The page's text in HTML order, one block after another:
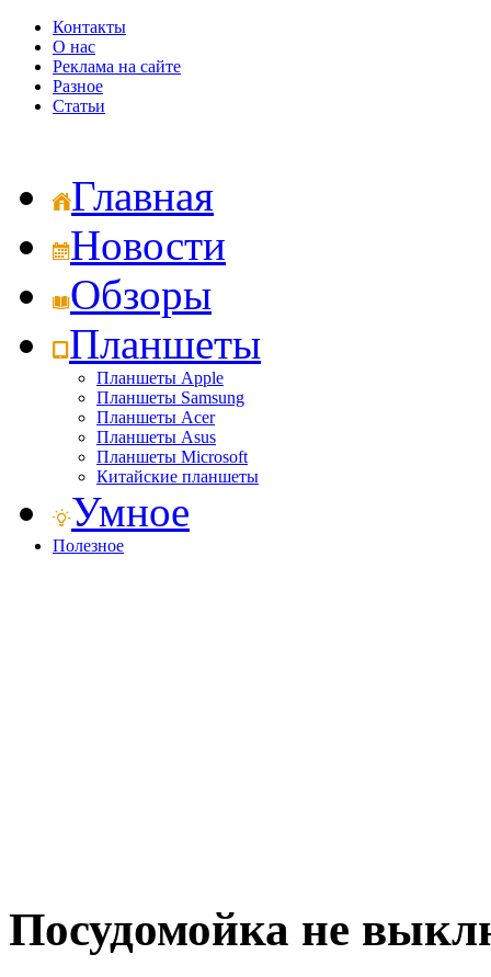
Контакты
О нас
Реклама на сайте
Разное
Статьи
Главная
Новости
Обзоры
Планшеты
Планшеты Apple
Планшеты Samsung
Планшеты Acer
Планшеты Asus
Планшеты Microsoft
Китайские планшеты
Умное
Полезное
Посудомойка не